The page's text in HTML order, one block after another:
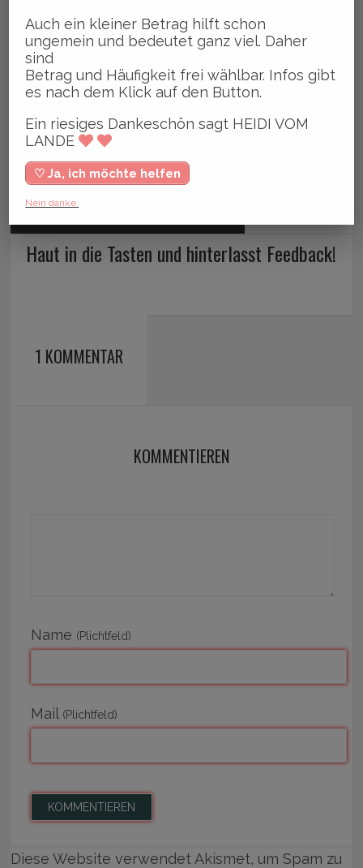
Haut in die Tasten und hinterlasst Feedback!
1 KOMMENTAR
KOMMENTIEREN
Name (Plichtfeld)
Mail (Plichtfeld)
Diese Website verwendet Akismet, um Spam zu
Auch ein kleiner Betrag hilft schon
ungemein und bedeutet ganz viel. Daher
sind
Betrag und Häufigkeit frei wählbar. Infos gibt
es nach dem Klick auf den Button.
Ein riesiges Dankeschön sagt HEIDI VOM
LANDE
♡ Ja, ich möchte helfen
Nein danke.